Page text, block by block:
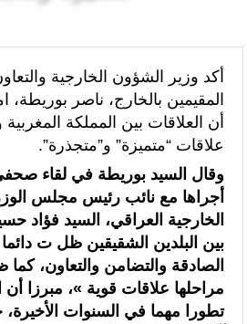
قراءة سوسيولوجية :أزمة العبور الجماعي
التاطير الحزبي وهيمنة الخوارزميات والصفحات
القوات المسلحة الملكية .. جاهزية عملياتية
حرائق الغابات
تدبير ملف الهجرة “مسؤولية مشتركة” والمغرب
(مصدر حكومي)
برقية تهنئة إلى جلالة الملك من المدير العام
العرش المجيد
أكد وزير الشؤون الخارجية
المقيمين بالخارج، ناصر
أن العلاقات بين المملكة المغربية
علاقات “متميزة” و”متجذرة”.
وقال السيد بوريطة في لقاء
أجراها مع نائب رئيس مجلس
الخارجية العراقي، السيد فؤاد
بين البلدين الشقيقين ظل ت
الصادقة والتضامن والتعاون،
مراحلها علاقات قوية »، مبرزا أن
تطورا مهما في السنوات